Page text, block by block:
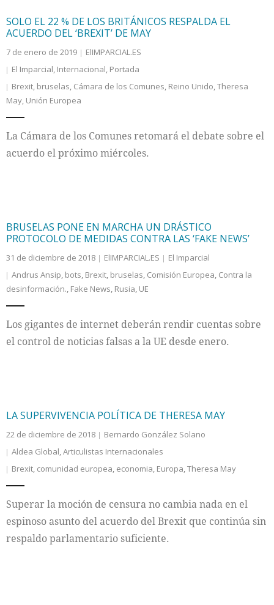
SOLO EL 22 % DE LOS BRITÁNICOS RESPALDA EL
ACUERDO DEL ‘BREXIT’ DE MAY
7 de enero de 2019
ElIMPARCIAL.ES
El Imparcial, Internacional, Portada
Brexit, bruselas, Cámara de los Comunes, Reino Unido,Theresa
May, Unión Europea
La Cámara de los Comunes retomará el debate sobre el
acuerdo el próximo miércoles.
BRUSELAS PONE EN MARCHA UN DRÁSTICO
PROTOCOLO DE MEDIDAS CONTRA LAS ‘FAKE NEWS’
31 de diciembre de 2018 ElIMPARCIAL.ES
El Imparcial
Andrus Ansip, bots, Brexit, bruselas, Comisión Europea, Contra la
desinformación., Fake News, Rusia, UE
Los gigantes de internet deberán rendir cuentas sobre
el control de noticias falsas a la UE desde enero.
LA SUPERVIVENCIA POLÍTICA DE THERESA MAY
22 de diciembre de 2018
Bernardo González Solano
Aldea Global,Articulistas Internacionales
Brexit, comunidad europea, economia, Europa,Theresa May
Superar la moción de censura no cambia nada en el
espinoso asunto del acuerdo del Brexit que continúa sin
respaldo parlamentario suficiente.